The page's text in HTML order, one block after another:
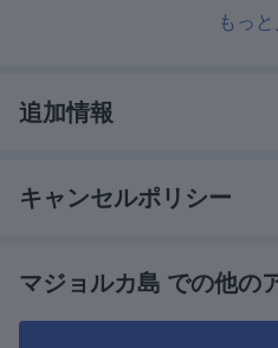
もっ
追加情報
キャンセルポリシー
マジョルカ島 での他の